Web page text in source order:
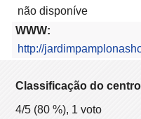
não disponíve
WWW:
http://
Classificação do
4/5 (80 %), 1 voto